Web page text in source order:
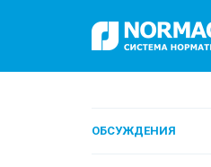
ОБСУЖДЕНИЯ